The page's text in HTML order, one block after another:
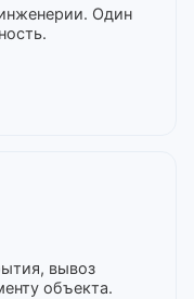
Один
вывоз
объекта.